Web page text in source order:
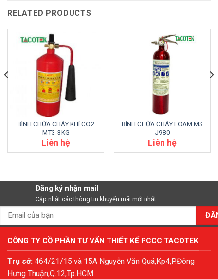
RELATED PRODUCTS
BÌNH CHỮA CHÁY KHÍ CO2
MT3-3KG
Liên hệ
BÌNH CHỮA CHÁY FOAM MS
J980
Liên hệ
Đăng ký nhận mail
Cập nhật các thông tin khuyến mãi mới nhất
CÔNG TY CỒ PHẦN TƯ VẤN THIẾT KẾ PCCC TACOTEK
Trụ sở: 464/21/15 và 15A Nguyễn Văn Quá,Kp4,P.Đông
Hưng Thuận,Q.12,Tp.HCM.